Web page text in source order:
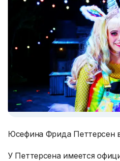
Юсефина Фрида Петтерсен
У Петтерсена имеется